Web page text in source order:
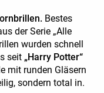
Bestes
der Serie „Alle
wurden schnell
seit „Harry Potter“
mit runden Gläsern
sondern total in.